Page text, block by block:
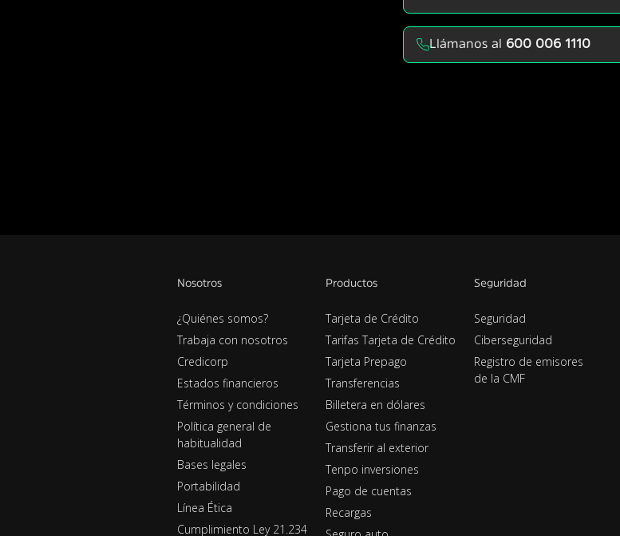
Llámanos al 600 006 1110
Nosotros
¿Quiénes somos?
Trabaja con nosotros
Credicorp
Estados financieros
Términos y condiciones
Política general de
habitualidad
Bases legales
Portabilidad
Línea Ética
Cumplimiento Ley 21.234
Productos
Tarjeta de Crédito
Tarifas Tarjeta de Crédito
Tarjeta Prepago
Transferencias
Billetera en dólares
Gestiona tus finanzas
Transferir al exterior
Tenpo inversiones
Pago de cuentas
Recargas
Seguridad
Seguridad
Ciberseguridad
Registro de emisores
de la CMF